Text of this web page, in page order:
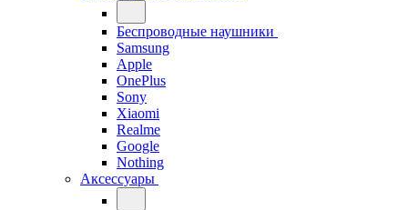
Беспроводные наушники
Samsung
Apple
OnePlus
Sony
Xiaomi
Realme
Google
Nothing
Аксессуары